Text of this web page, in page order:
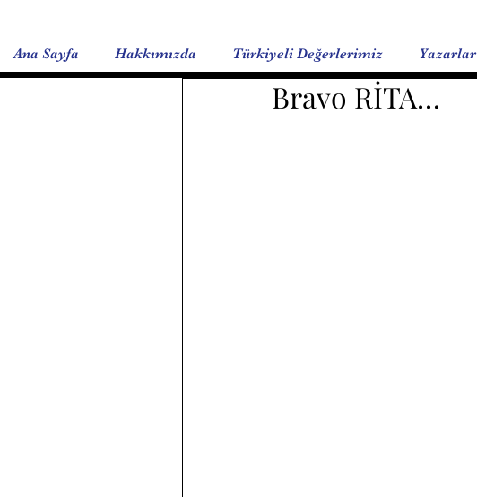
Ana Sayfa Hakkımızda Türkiyeli Değerlerimiz Yazarlar
Bravo RİTA…